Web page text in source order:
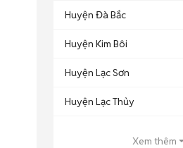
Huyện Đà Bắc
Huyện Kim Bôi
Huyện Lạc Sơn
Huyện Lạc Thủy
Xem thêm